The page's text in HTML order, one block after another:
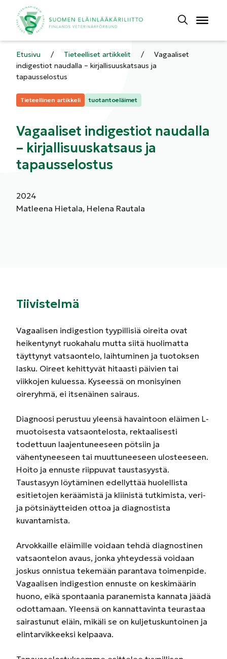
Etusivu / Tieteelliset artikkelit /
Vagaaliset
indigestiot naudalla – kirjallisuuskatsaus ja
tapausselostus
Kategoriat:
Tieteellinen artikkeli tuotantoeläimet
Vagaaliset indigestiot naudalla
– kirjallisuuskatsaus ja
tapausselostus
2024
Matleena Hietala, Helena Rautala
Tiivistelmä
Vagaalisen indigestion tyypillisiä oireita ovat
heikentynyt ruokahalu mutta siitä huolimatta
täyttynyt vatsaontelo, laihtuminen ja tuotoksen
lasku. Oireet kehittyvät hitaasti päivien tai
viikkojen kuluessa. Kyseessä on monisyinen
oireryhmä, ei itsenäinen sairaus.
Diagnoosi perustuu yleensä havaintoon eläimen L-
muotoisesta vatsaontelosta, rektaalisesti
todettuun laajentuneeseen pötsiin ja
vähentyneeseen tai muuttuneeseen ulosteeseen.
Hoito ja ennuste riippuvat taustasyystä.
Taustasyyn löytäminen edellyttää huolellista
esitietojen keräämistä ja kliinistä tutkimista, veri-
ja pötsinäytteiden ottoa ja diagnostista
kuvantamista.
Arvokkaille eläimille voidaan tehdä diagnostinen
vatsaontelon avaus, jonka yhteydessä voidaan
joskus onnistua tekemään parantava toimenpide.
Vagaalisen indigestion ennuste on keskimäärin
huono, eikä spontaania paranemista kannata jäädä
odottamaan. Yleensä on kannattavinta teurastaa
sairastunut eläin, mikäli se on kuljetuskuntoinen ja
elintarvikkeeksi kelpaava.